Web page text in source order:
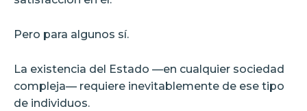
Pero para algunos sí.
La existencia del Estado —en cualquier sociedad
compleja— requiere inevitablemente de ese tipo
de individuos.